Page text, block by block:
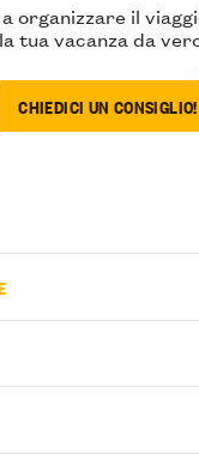
organizzare il
tua vacanza da
CHIEDICI UN CONSIGLIO!